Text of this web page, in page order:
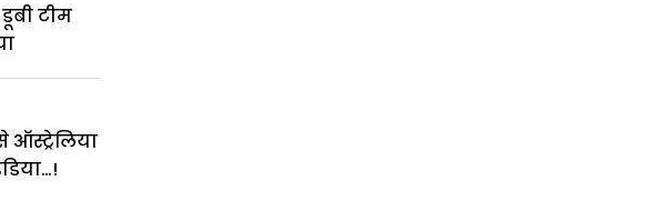
टीम
ऑस्ट्रेलिया